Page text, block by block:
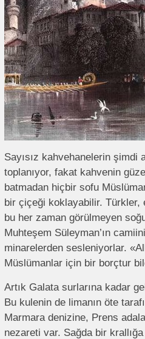
Sayısız kahvehanelerin şimdi
toplanıyor, fakat kahvenin
batmadan hiçbir sofu
bir çiçeği koklayabilir. Türkler,
bu her zaman görülmeyen
Muhteşem Süleyman’ın
minarelerden sesleniyorlar.
Müslümanlar için bir borçtur
Artık Galata surlarına kadar
Bu kulenin de limanın öte
Marmara denizine, Prens
nezareti var. Sağda bir